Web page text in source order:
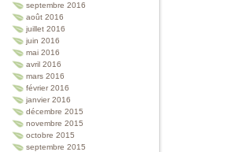
septembre 2016
août 2016
juillet 2016
juin 2016
mai 2016
avril 2016
mars 2016
février 2016
janvier 2016
décembre 2015
novembre 2015
octobre 2015
septembre 2015